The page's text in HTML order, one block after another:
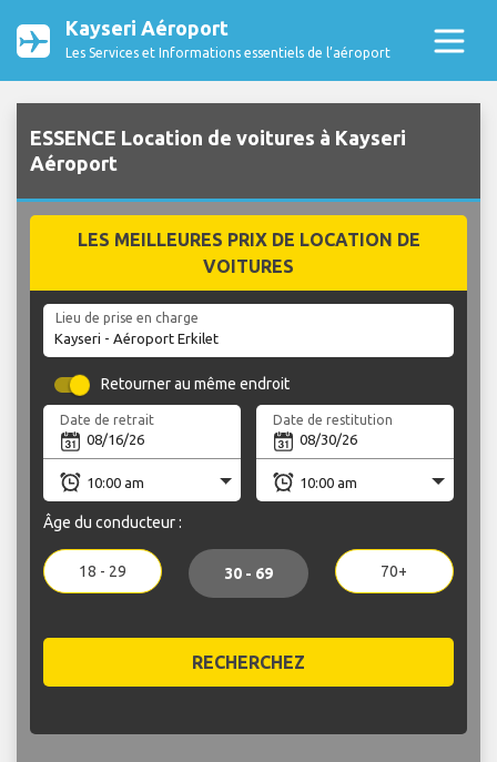
Kayseri Aéroport
Les Services et Informations essentiels de l’aéroport
ESSENCE Location de voitures à Kayseri
Aéroport
LES MEILLEURES PRIX DE LOCATION DE
VOITURES
Lieu de prise en charge
Retourner au même endroit
Date de retrait Date de restitution
Âge du conducteur :
18 - 29 30 - 69 70+
RECHERCHEZ